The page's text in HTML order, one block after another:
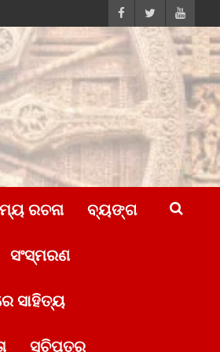
ରଚନା ବ୍ୟଙ୍ଗ
ସଂସ୍ମରଣ
ସାହିତ୍ୟ
ସୂଚିପତ୍ର